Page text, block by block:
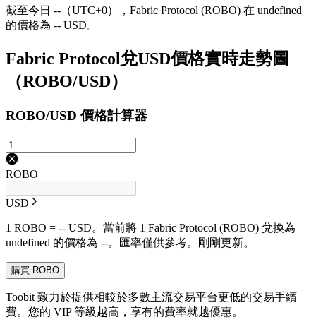
截至今日 --（UTC+0），Fabric Protocol (ROBO) 在 undefined
的價格為 -- USD。
Fabric Protocol兌USD價格實時走勢圖
（ROBO/USD）
ROBO/USD 價格計算器
ROBO
USD
1 ROBO = -- USD。當前將 1 Fabric Protocol (ROBO) 兌換為
undefined 的價格為 --。匯率僅供參考。剛剛更新。
購買 ROBO
Toobit 致力於提供相較於多數主流交易平台更低的交易手續
費。您的 VIP 等級越高，享有的費率就越優惠。